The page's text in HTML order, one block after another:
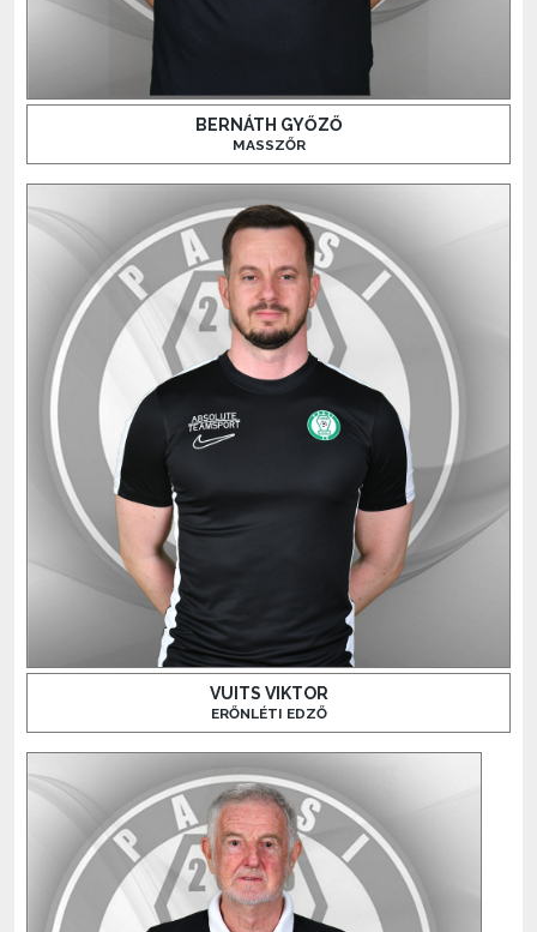
BERNÁTH GYŐZŐ
MASSZŐR
VUITS VIKTOR
ERŐNLÉTI EDZŐ